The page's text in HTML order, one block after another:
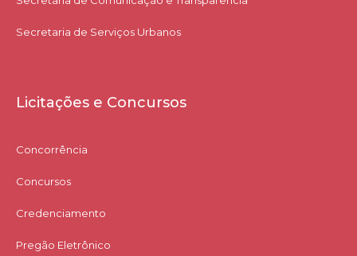
Secretaria de Serviços Urbanos
Licitações e Concursos
Concorrência
Concursos
Credenciamento
Pregão Eletrônico